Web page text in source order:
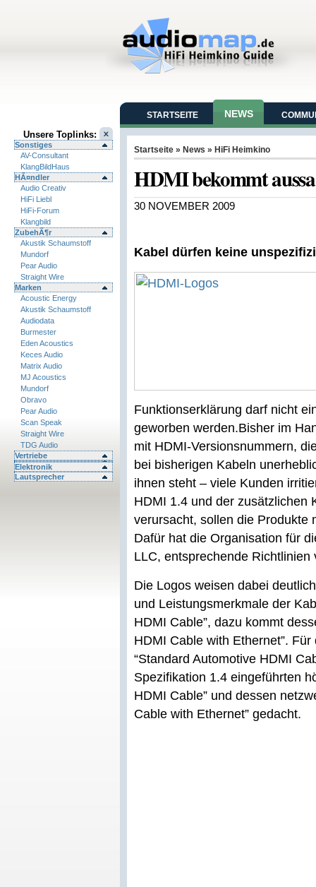
Unsere Toplinks:
Sonstiges
AV-Consultant
KlangBildHaus
HÃ¤ndler
Audio Creativ
HiFi Liebl
HiFi-Forum
Klangbild
ZubehÃ¶r
Akustik Schaumstoff
Mundorf
Pear Audio
Straight Wire
Marken
Acoustic Energy
Akustik Schaumstoff
Audiodata
Burmester
Eden Acoustics
Keces Audio
Matrix Audio
MJ Acoustics
Mundorf
Obravo
Pear Audio
Scan Speak
Straight Wire
TDG Audio
Vertriebe
Elektronik
Lautsprecher
STARTSEITE NEWS
Startseite » News » HiFi Heimkino
HDMI bekommt
30 NOVEMBER 2009
Kabel dürfen keine
Funktionserklärung darf nicht
geworben werden.Bisher im
mit HDMI-Versionsnummern,
bei bisherigen Kabeln
ihnen steht – viele Kunden
HDMI 1.4 und der zusätzlichen
verursacht, sollen die Produkte
Dafür hat die Organisation für
LLC, entsprechende Richtlinien
Die Logos weisen dabei
und Leistungsmerkmale der
HDMI Cable”, dazu kommt
HDMI Cable with Ethernet”.
“Standard Automotive HDMI
Spezifikation 1.4 eingeführten
HDMI Cable” und dessen
Cable with Ethernet” gedacht.